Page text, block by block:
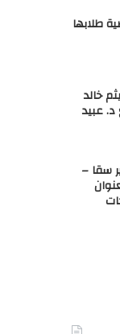
طلابها
خالد
عبيد
سقا –